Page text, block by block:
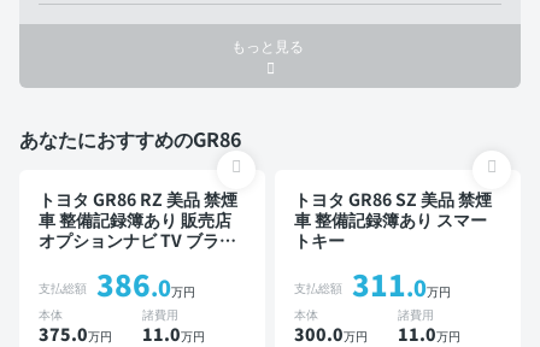
もっと見る
あなたにおすすめのGR86
トヨタ GR86 RZ 美品 禁煙
車 整備記録簿あり 販売店
オプションナビ TV ブライ
トクルーズ スマートキー
ETC バックモニター ドラ
イブレコーダー 衝突軽減
支払総額 386.0万円
本体
375.0万円
諸費用
11.0万円
トヨタ GR86 SZ 美品 禁煙
車 整備記録簿あり スマー
トキー
支払総額 311.0万円
本体
300.0万円
諸費用
11.0万円